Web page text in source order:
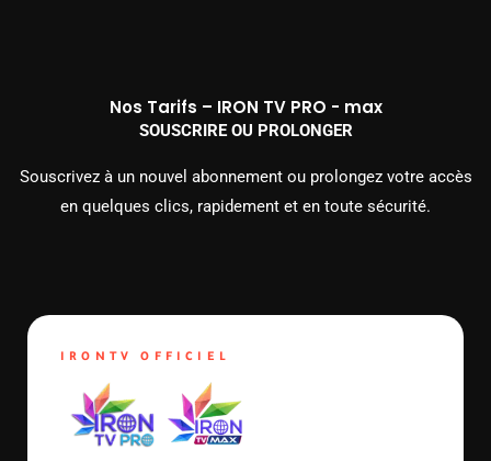
Nos Tarifs – IRON TV PRO - max
SOUSCRIRE OU PROLONGER
Souscrivez à un nouvel abonnement ou prolongez votre accès
en quelques clics, rapidement et en toute sécurité.
IRONTV OFFICIEL